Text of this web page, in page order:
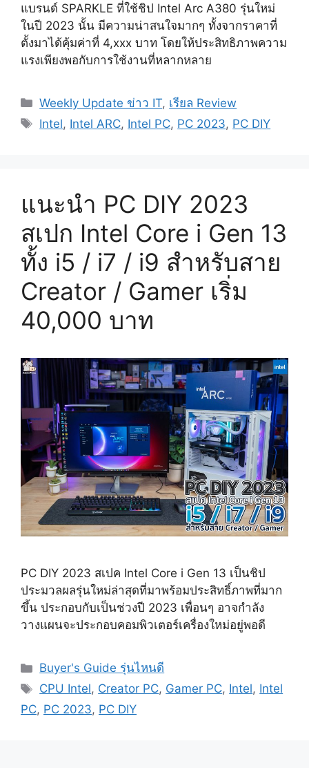
แบรนด์ SPARKLE ที่ใช้ชิป Intel Arc A380 รุ่นใหม่
ในปี 2023 นั้น มีความน่าสนใจมากๆ ทั้งจากราคาที่
ตั้งมาได้คุ้มค่าที่ 4,xxx บาท โดยให้ประสิทธิภาพความ
แรงเพียงพอกับการใช้งานที่หลากหลาย
Categories
Weekly Update ข่าว IT, เรียล Review
Tags
Intel, Intel ARC, Intel PC, PC 2023, PC DIY
แนะนำ PC DIY 2023
สเปก Intel Core i Gen 13
ทั้ง i5 / i7 / i9 สำหรับสาย
Creator / Gamer เริ่ม
40,000 บาท
PC DIY 2023 สเปค Intel Core i Gen 13 เป็นชิป
ประมวลผลรุ่นใหม่ล่าสุดที่มาพร้อมประสิทธิ์ภาพที่มาก
ขึ้น ประกอบกับเป็นช่วงปี 2023 เพื่อนๆ อาจกำลัง
วางแผนจะประกอบคอมพิวเตอร์เครื่องใหม่อยู่พอดี
Categories
Buyer's Guide รุ่นไหนดี
Tags
CPU Intel, Creator PC, Gamer PC, Intel, Intel
PC, PC 2023, PC DIY